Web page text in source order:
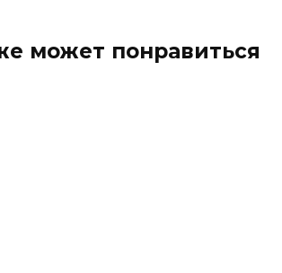
может понравиться